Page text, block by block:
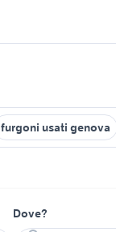
furgoni usati genova
Dove?